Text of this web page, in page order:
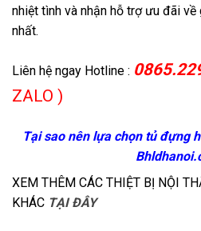
nhiệt tình và nhận hỗ trợ ưu đãi
nhất.
Liên hệ ngay Hotline :
ZALO )
Tại sao nên lựa chọn tủ đựng
XEM THÊM CÁC THIỆT BỊ NỘI
KHÁC TẠI ĐÂY